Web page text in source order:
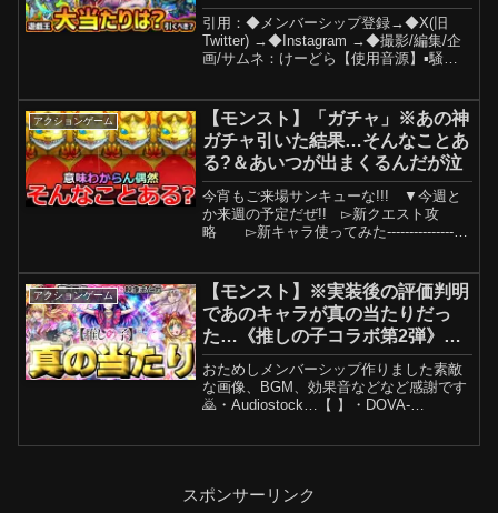
ね？新キャラ『遊星・遊城十代・
遊戯&闇遊戯』大当たりは？引く
べき？新たな獣神化『闇遊戯・海
引用：◆メンバーシップ登録→◆X(旧
Twitter) →◆Instagram →◆撮影/編集/企
画/サムネ：けーどら【使用音源】▪️騒音
アクションゲーム
【モンスト】「ガチャ」※あの神
ガチャ引いた結果…そんなことあ
る?＆あいつが出まくるんだが泣
今宵もご来場サンキューな!!! ▼今週と
か来週の予定だぜ!! ▻新クエスト攻
略 ▻新キャラ使ってみた-------------------
アクションゲーム
【モンスト】※実装後の評価判明
であのキャラが真の当たりだっ
た…《推しの子コラボ第2弾》ガ
チャキャラ使用後評価まとめ！
おためしメンバーシップ作りました素敵
な画像、BGM、効果音などなど感謝です
🙇・Audiostock…【 】・DOVA-
スポンサーリンク